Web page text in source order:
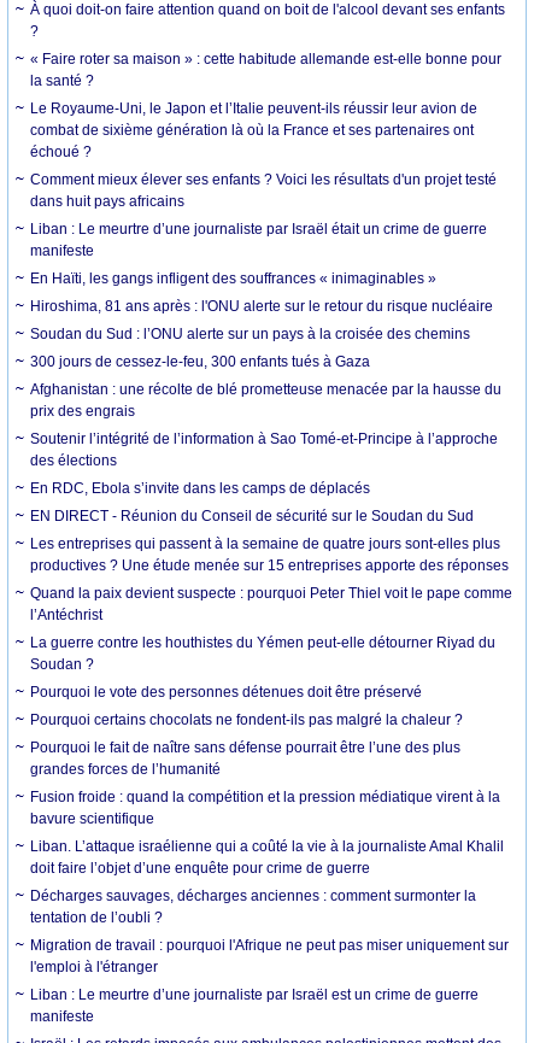
À quoi doit-on faire attention quand on boit de l'alcool devant ses enfants
?
« Faire roter sa maison » : cette habitude allemande est-elle bonne pour
la santé ?
Le Royaume-Uni, le Japon et l’Italie peuvent-ils réussir leur avion de
combat de sixième génération là où la France et ses partenaires ont
échoué ?
Comment mieux élever ses enfants ? Voici les résultats d'un projet testé
dans huit pays africains
Liban : Le meurtre d’une journaliste par Israël était un crime de guerre
manifeste
En Haïti, les gangs infligent des souffrances « inimaginables »
Hiroshima, 81 ans après : l'ONU alerte sur le retour du risque nucléaire
Soudan du Sud : l’ONU alerte sur un pays à la croisée des chemins
300 jours de cessez-le-feu, 300 enfants tués à Gaza
Afghanistan : une récolte de blé prometteuse menacée par la hausse du
prix des engrais
Soutenir l’intégrité de l’information à Sao Tomé-et-Principe à l’approche
des élections
En RDC, Ebola s’invite dans les camps de déplacés
EN DIRECT - Réunion du Conseil de sécurité sur le Soudan du Sud
Les entreprises qui passent à la semaine de quatre jours sont-elles plus
productives ? Une étude menée sur 15 entreprises apporte des réponses
Quand la paix devient suspecte : pourquoi Peter Thiel voit le pape comme
l’Antéchrist
La guerre contre les houthistes du Yémen peut-elle détourner Riyad du
Soudan ?
Pourquoi le vote des personnes détenues doit être préservé
Pourquoi certains chocolats ne fondent-ils pas malgré la chaleur ?
Pourquoi le fait de naître sans défense pourrait être l’une des plus
grandes forces de l’humanité
Fusion froide : quand la compétition et la pression médiatique virent à la
bavure scientifique
Liban. L’attaque israélienne qui a coûté la vie à la journaliste Amal Khalil
doit faire l’objet d’une enquête pour crime de guerre
Décharges sauvages, décharges anciennes : comment surmonter la
tentation de l’oubli ?
Migration de travail : pourquoi l'Afrique ne peut pas miser uniquement sur
l'emploi à l'étranger
Liban : Le meurtre d’une journaliste par Israël est un crime de guerre
manifeste